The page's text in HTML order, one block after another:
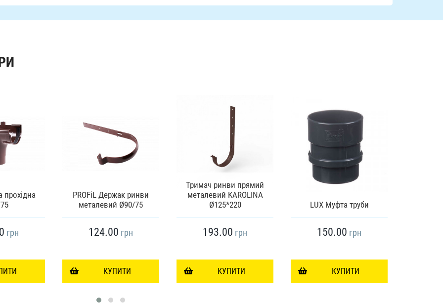
прохідна
грн
PROFiL Держак ринви
металевий Ø90/75
124.00 грн
КУПИТИ
Тримач ринви прямий
металевий KAROLINA
Ø125*220
193.00 грн
КУПИТИ
LUX Муфта труби
150.00 грн
КУПИТИ